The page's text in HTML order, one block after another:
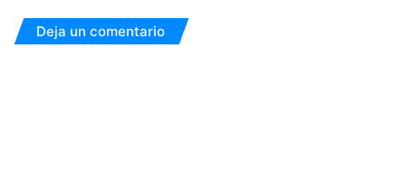
Deja un comentario